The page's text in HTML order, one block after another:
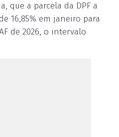
que a parcela da DPF a
16,85% em janeiro para
de 2026, o intervalo